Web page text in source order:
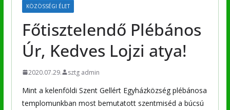
KÖZÖSSÉGI ÉLET
Főtisztelendő Plébános
Úr, Kedves Lojzi atya!
2020.07.29. sztg admin
Mint a kelenföldi Szent Gellért Egyházközség plébánosa
templomunkban most bemutatott szentmiséd a búcsú